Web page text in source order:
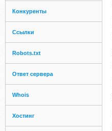
Конкуренты
Ссылки
Robots.txt
Ответ сервера
Whois
Хостинг